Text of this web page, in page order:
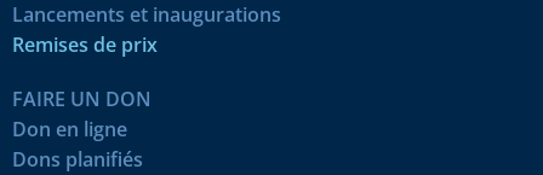
Lancements et inaugurations
Remises de prix
FAIRE UN DON
Don en ligne
Dons planifiés